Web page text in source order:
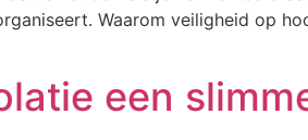
Waarom veiligheid op
een